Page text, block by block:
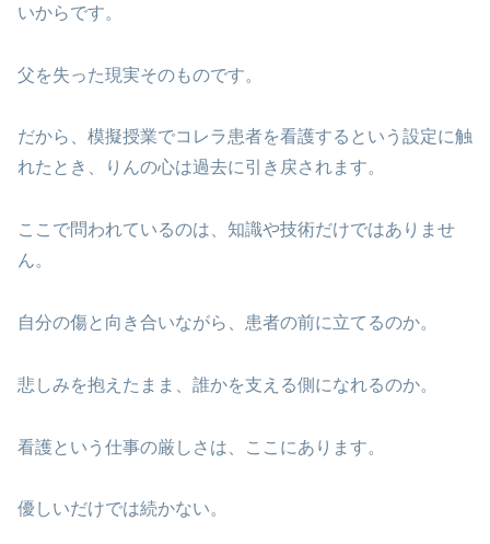
いからです。
父を失った現実そのものです。
だから、模擬授業でコレラ患者を看護するという設定に触
れたとき、りんの心は過去に引き戻されます。
ここで問われているのは、知識や技術だけではありませ
ん。
自分の傷と向き合いながら、患者の前に立てるのか。
悲しみを抱えたまま、誰かを支える側になれるのか。
看護という仕事の厳しさは、ここにあります。
優しいだけでは続かない。